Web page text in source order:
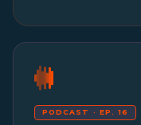
PODCAST · EP. 16